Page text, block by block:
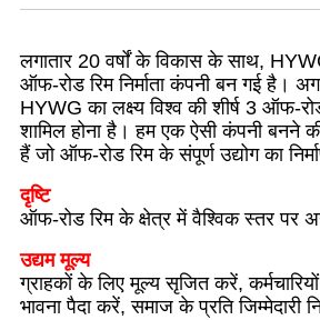
लगातार 20 वर्षों के विकास के साथ,
ऑफ-रोड रिम निर्माता कंपनी बन गई है।
HYWG का लक्ष्य विश्व की शीर्ष 3 ऑफ-
शामिल होना है। हम एक ऐसी कंपनी बनने
हैं जो ऑफ-रोड रिम के संपूर्ण उद्योग का
दृष्टि
ऑफ-रोड रिम के क्षेत्र में वैश्विक स्तर पर
उद्यम मूल्य
ग्राहकों के लिए मूल्य सृजित करें,
भावना पैदा करें, समाज के प्रति जिम्मेदारी